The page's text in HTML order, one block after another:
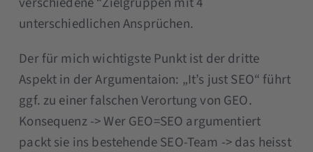
unterschiedlichen Ansprüchen.
Der für mich wichtigste Punkt ist der dritte
Aspekt in der Argumentaion: „It’s just SEO“ führt
ggf. zu einer falschen Verortung von GEO.
Konsequenz -> Wer GEO=SEO argumentiert
packt sie ins bestehende SEO-Team -> das heisst